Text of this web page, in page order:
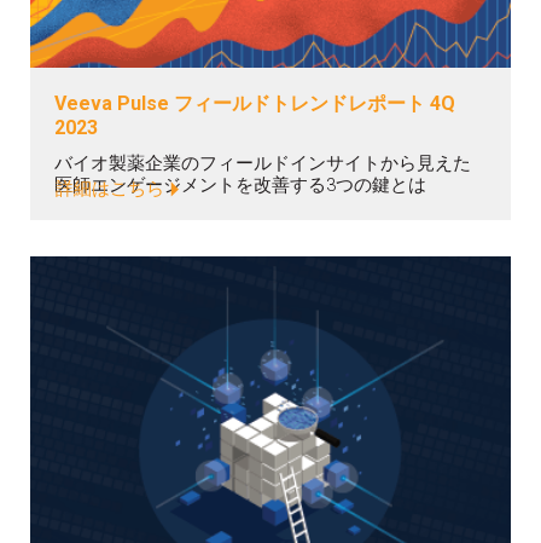
Veeva Pulse フィールドトレンドレポート 4Q
2023
バイオ製薬企業のフィールドインサイトから見えた
医師エンゲージメントを改善する3つの鍵とは
詳細はこちら